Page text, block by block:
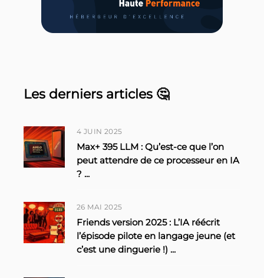
Les derniers articles 🤔
4 JUIN 2025
Max+ 395 LLM : Qu’est-ce que l’on
peut attendre de ce processeur en IA
? ...
26 MAI 2025
Friends version 2025 : L’IA réécrit
l’épisode pilote en langage jeune (et
c’est une dinguerie !) ...